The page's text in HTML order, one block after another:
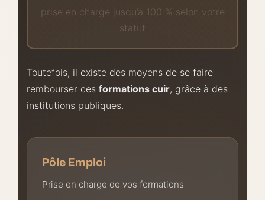
prise en charge jusqu’à 100 % selon votre
statut
Toutefois, il existe des moyens de se faire
rembourser ces formations cuir, grâce à des
institutions publiques.
Pôle Emploi
Prise en charge de vos formations